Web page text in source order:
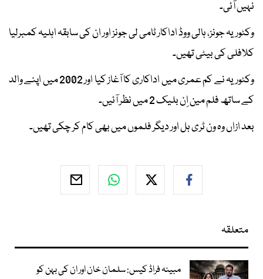
نہیں آئی۔
وکٹوریہ جونز، ہالی ووڈ اداکار ٹامی لی جونز اور ان کی سابقہ اہلیہ کمبرلیا
کلافلی کی بیٹی تھیں۔
وکٹوریہ نے کم عمری میں اداکاری کا آغاز کیا اور 2002 میں اپنے والد
کے ساتھ فلم مین اِن بلیک 2 میں نظر آئیں۔
بعد ازاں وہ ون ٹری ہل اور دیگر فلموں میں بھی کام کر چکی تھیں۔
متعلقہ
مبینہ فراڈ کیس: سلمان خان اور ان کی بہن کو